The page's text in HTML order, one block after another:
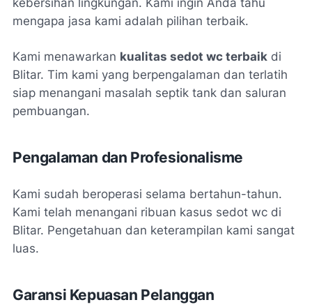
mengapa jasa kami adalah pilihan terbaik.
Kami menawarkan kualitas sedot wc terbaik di
Blitar. Tim kami yang berpengalaman dan terlatih
siap menangani masalah septik tank dan saluran
pembuangan.
Pengalaman dan Profesionalisme
Kami sudah beroperasi selama bertahun-tahun.
Kami telah menangani ribuan kasus sedot wc di
Blitar. Pengetahuan dan keterampilan kami sangat
luas.
Garansi Kepuasan Pelanggan